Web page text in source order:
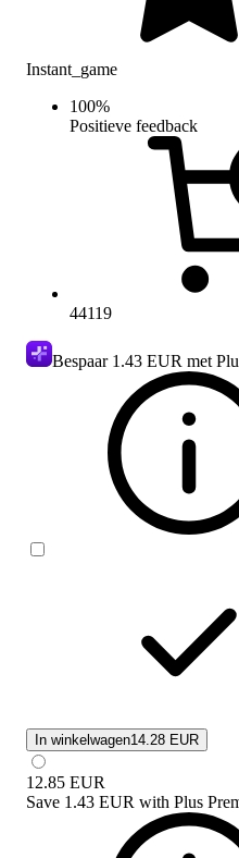
Instant_game
100%
Positieve feedback
44119
Bespaar 1.43 EUR met
In winkelwagen14.28 EUR
12.85 EUR
Save 1.43 EUR with Plus